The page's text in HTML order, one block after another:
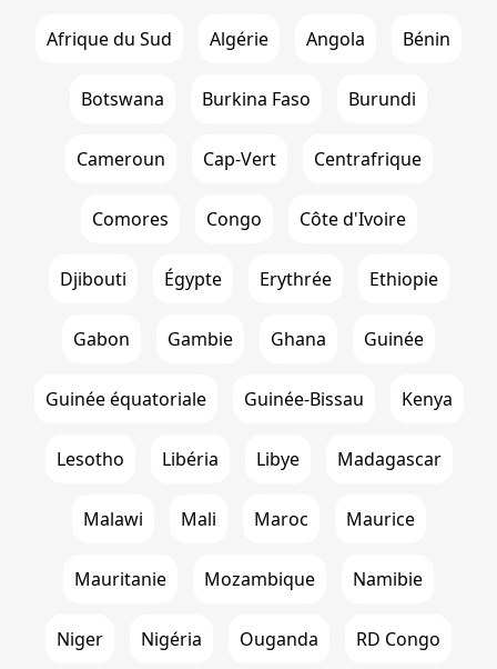
Afrique du Sud Algérie Angola Bénin
Botswana Burkina Faso Burundi
Cameroun Cap-Vert Centrafrique
Comores Congo Côte d'Ivoire
Djibouti Égypte Erythrée Ethiopie
Gabon Gambie Ghana Guinée
Guinée équatoriale Guinée-Bissau Kenya
Lesotho Libéria Libye Madagascar
Malawi Mali Maroc Maurice
Mauritanie Mozambique Namibie
Niger Nigéria Ouganda RD Congo